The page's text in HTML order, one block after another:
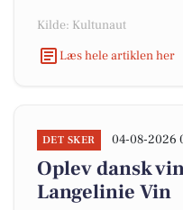
Kilde: Kultunaut
Læs hele artiklen her
DET SKER 04-08-2026
Oplev dansk
Langelinie Vin